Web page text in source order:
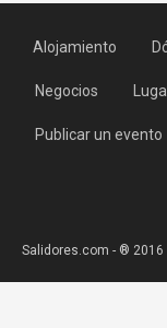
Alojamiento
Negocios
Publicar un evento
Salidores.com - ® 2016